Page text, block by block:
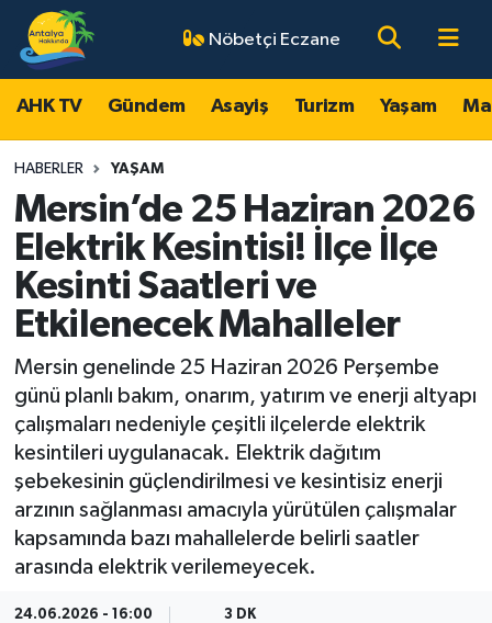
Nöbetçi Eczane
AHK TV Gündem Asayiş Turizm Yaşam
HABERLER YAŞAM
Mersin’de 25 Haziran 2026
Elektrik Kesintisi! İlçe İlçe
Kesinti Saatleri ve
Etkilenecek Mahalleler
Mersin genelinde 25 Haziran 2026 Perşembe
günü planlı bakım, onarım, yatırım ve enerji altyapı
çalışmaları nedeniyle çeşitli ilçelerde elektrik
kesintileri uygulanacak. Elektrik dağıtım
şebekesinin güçlendirilmesi ve kesintisiz enerji
arzının sağlanması amacıyla yürütülen çalışmalar
kapsamında bazı mahallelerde belirli saatler
arasında elektrik verilemeyecek.
24.06.2026 - 16:00 3 DK
AHK TV
Gündem
Asayiş
Turizm
Yaşam
Magazin
Ekonomi
Spor
Dünya
Antalya Nöbetçi Eczaneler
Antalya Hava Durumu
Antalya Namaz Vakitleri
Antalya Trafik Yoğunluk Haritası
Süper Lig Puan Durumu ve Fikstür
Tüm Manşetler
Son Dakika Haberleri
Haber Arşivi